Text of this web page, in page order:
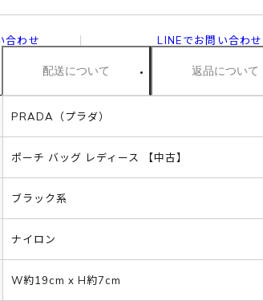
合わせ LINEでお問い合わせ
配送について 返品について
PRADA（プラダ）
ポーチ バッグ レディース 【中古】
ブラック系
ナイロン
W約19cm x H約7cm